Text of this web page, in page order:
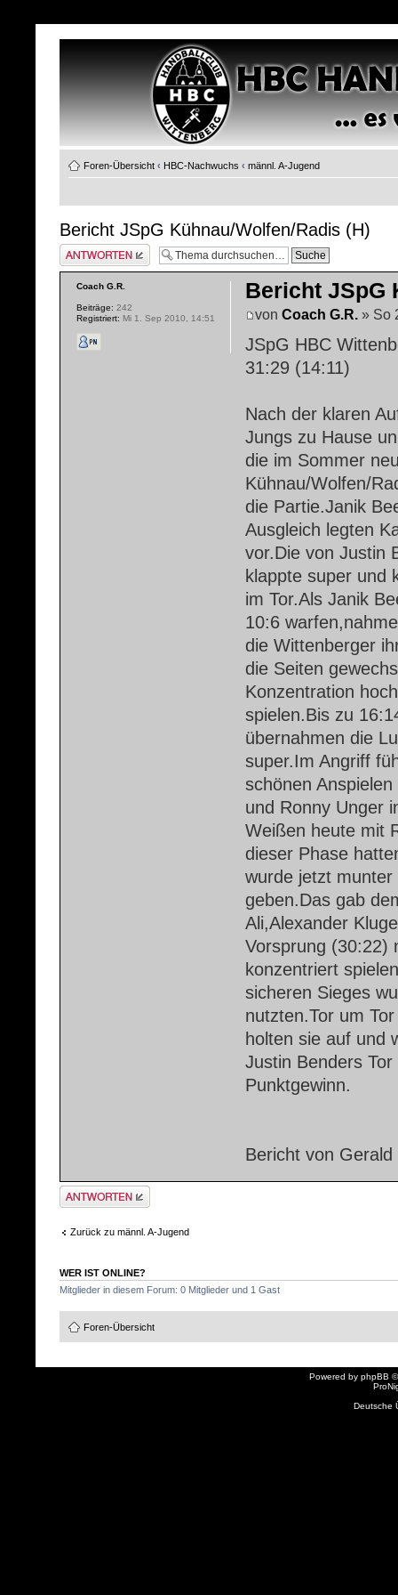
Foren-Übersicht ‹ HBC-Nachwuchs ‹ männl. A-Jugend
Bericht JSpG Kühnau/Wolfen/Radis (H)
Antwort erstellen
Bericht JSpG
von Coach G.R.» So
JSpG HBC
31:29 (14:11)
Nach der klaren
Jungs zu Hause
die im Sommer
Kühnau/Wolfen/
die Partie.Janik
Ausgleich legten
vor.Die von Justin
klappte super und
im Tor.Als Janik
10:6
die Wittenberger
die Seiten
Konzentration
spielen.Bis zu
übernahmen die
super.Im Angriff
schönen
und Ronny Unger
Weißen heute mit
dieser Phase
wurde jetzt munter
geben.Das gab
Ali,Alexander
Vorsprung (30:22)
konzentriert
sicheren Sieges
nutzten.Tor um Tor
holten sie auf und
Justin Benders
Punktgewinn.
Bericht von Gerald
Coach G.R.
Beiträge: 242
Registriert: Mi 1. Sep 2010, 14:51
Antwort erstellen
Zurück zu männl. A-Jugend
WER IST ONLINE?
Mitglieder in diesem Forum: 0 Mitglieder und 1 Gast
Foren-Übersicht
Powered by phpBB
Deutsche